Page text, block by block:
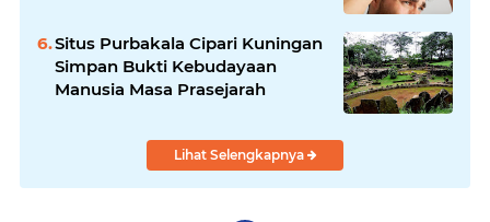
Situs Purbakala Cipari Kuningan
Simpan Bukti Kebudayaan
Manusia Masa Prasejarah
Lihat Selengkapnya